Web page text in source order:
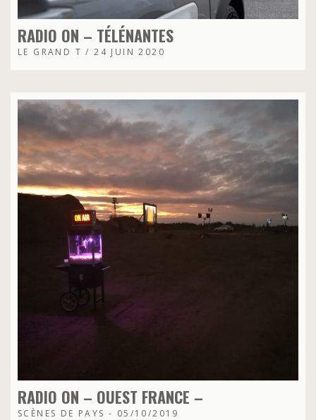
RADIO ON – TÉLÉNANTES
LE GRAND T / 24 JUIN 2020
RADIO ON – OUEST FRANCE –
SCÈNES DE PAYS - 05/10/2019